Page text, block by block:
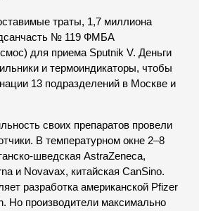
траты, 1,7 миллиона
№ 119 ФМБА
для приема Sputnik V. Деньги
и термоиндикаторы, чтобы
13 подразделений в Москве и
своих препаратов провели
В температурном окне 2–8
шведская AstraZeneca,
и Novavax, китайская CanSino.
разработка американской Pfizer
Но производители максимально